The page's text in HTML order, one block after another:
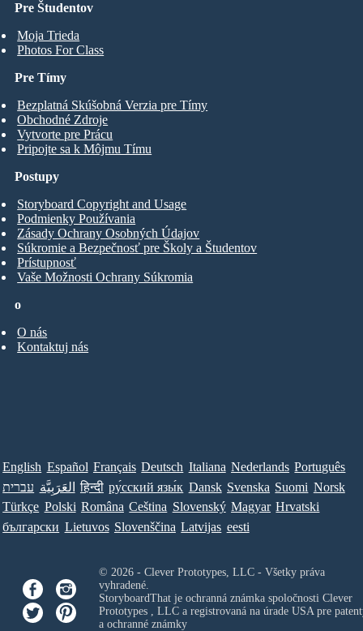
Pre Študentov
Moja Trieda
Photos For Class
Pre Tímy
Bezplatná Skúšobná Verzia pre Tímy
Obchodné Zdroje
Vytvorte pre Prácu
Pripojte sa k Môjmu Tímu
o
O nás
Kontaktuj nás
Postupy
Storyboard Copyright and Usage
Podmienky Používania
Zásady Ochrany Osobných Údajov
Súkromie a Bezpečnosť pre Školy a Študentov
Prístupnosť
Vaše Možnosti Ochrany Súkromia
English Español Français Deutsch Italiana Nederlands Português
עברית العَرَبِيَّة हिन्दी ру́сский язы́к Dansk Svenska Suomi Norsk
Türkçe Polski Româna Ceština Slovenský Magyar Hrvatski
български Lietuvos Slovenščina Latvijas eesti
© 2026 - Clever Prototypes, LLC - Všetky práva
vyhradené.
StoryboardThat je ochranná známka spoločnosti Clever
Prototypes , LLCa registrovaná na úrade USA pre
a ochranné známky